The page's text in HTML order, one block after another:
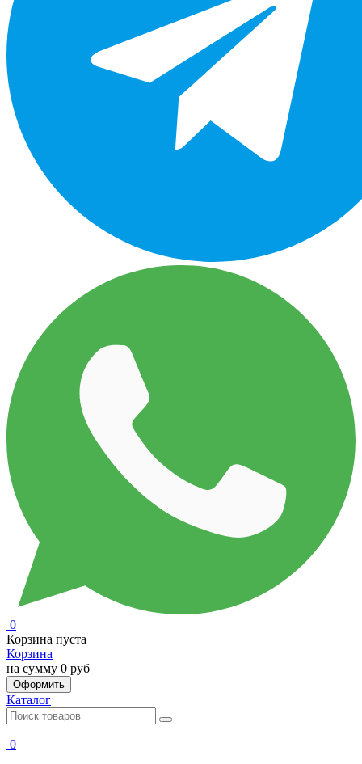
0
Корзина пуста
Корзина
на сумму 0 руб
Оформить
Каталог
0